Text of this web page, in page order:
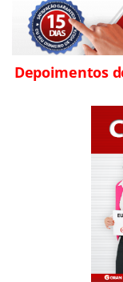
Depoimentos